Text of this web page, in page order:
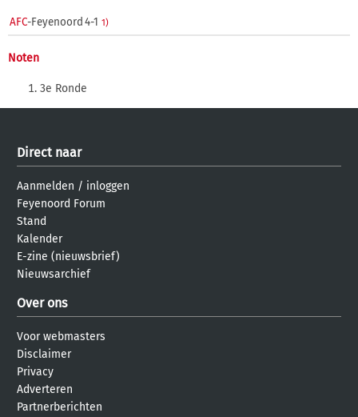
AFC-Feyenoord 4-1 1)
Noten
3e Ronde
Direct naar
Aanmelden / inloggen
Feyenoord Forum
Stand
Kalender
E-zine (nieuwsbrief)
Nieuwsarchief
Over ons
Voor webmasters
Disclaimer
Privacy
Adverteren
Partnerberichten